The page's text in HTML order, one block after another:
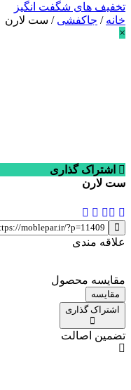
تخفیف های شگفت انگیز
خانه / جاکفشی / ست لارن
×
اشتراک گذاری
ست لارن
علاقه مندی
مقایسه محصول
مقایسه
اشتراک گذاری
تضمین اصالت